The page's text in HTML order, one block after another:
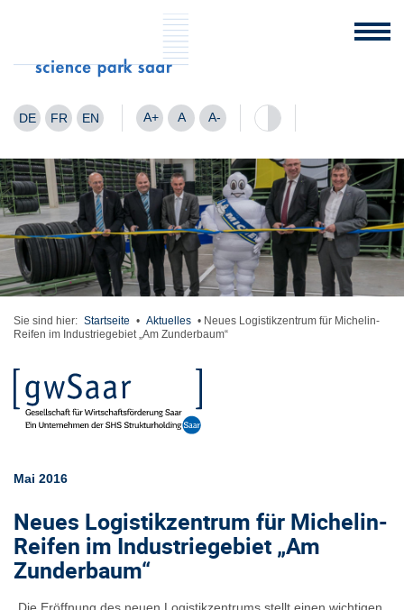
DE FR EN A+ A A-
Sie sind hier: Startseite • Aktuelles • Neues Logistikzentrum für Michelin-
Reifen im Industriegebiet „Am Zunderbaum“
Mai 2016
Neues Logistikzentrum für Michelin-
Reifen im Industriegebiet „Am
Zunderbaum“